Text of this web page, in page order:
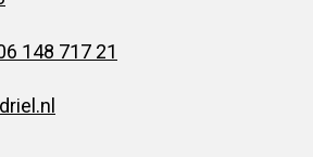
148 717 21